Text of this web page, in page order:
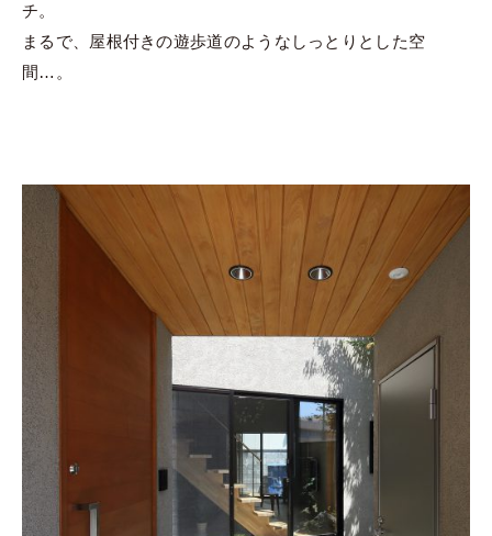
チ。
まるで、屋根付きの遊歩道のようなしっとりとした空
間…。